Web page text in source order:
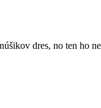
dres, no ten ho